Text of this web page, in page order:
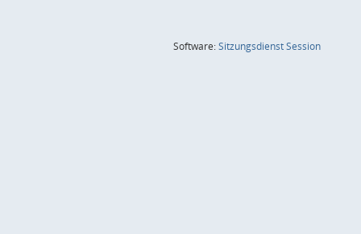
Software:SitzungsdienstSession(Wird in